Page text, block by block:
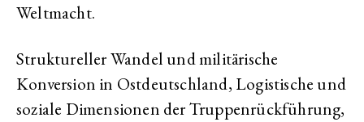
Weltmacht.
Struktureller Wandel und militärische
Konversion in Ostdeutschland, Logistische und
soziale Dimensionen der Truppenrückführung,